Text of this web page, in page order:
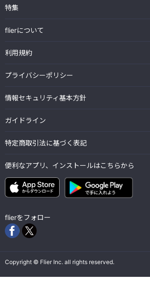
特集
flierについて
利用規約
プライバシーポリシー
情報セキュリティ基本方針
ガイドライン
特定商取引法に基づく表記
便利なアプリ、インストールはこちらから
flierをフォロー
Copyright © Flier Inc. all rights reserved.